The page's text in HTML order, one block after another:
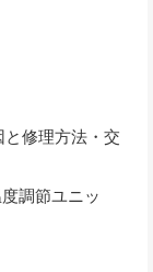
と修理方法・交
調節ユニッ